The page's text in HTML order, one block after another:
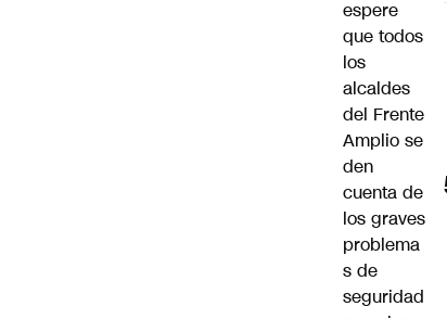
espere
que todos
los
alcaldes
del Frente
Amplio se
den
cuenta de
los graves
problema
s de
seguridad